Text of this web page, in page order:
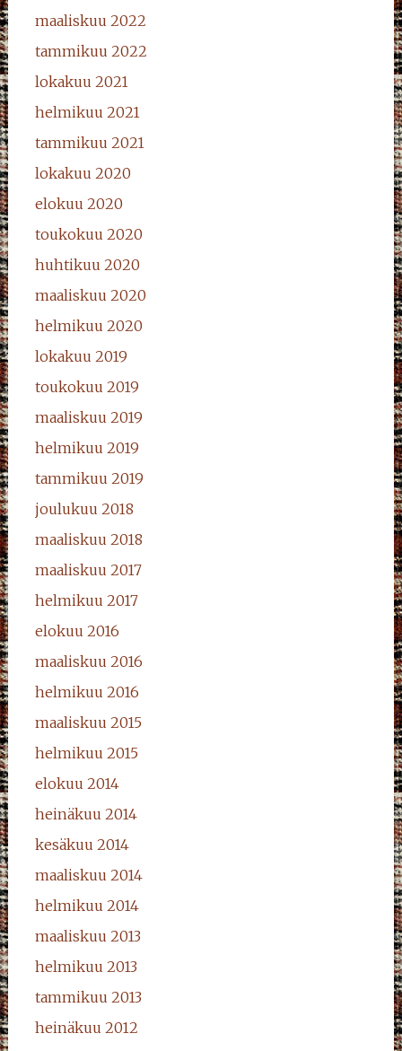
maaliskuu 2022
tammikuu 2022
lokakuu 2021
helmikuu 2021
tammikuu 2021
lokakuu 2020
elokuu 2020
toukokuu 2020
huhtikuu 2020
maaliskuu 2020
helmikuu 2020
lokakuu 2019
toukokuu 2019
maaliskuu 2019
helmikuu 2019
tammikuu 2019
joulukuu 2018
maaliskuu 2018
maaliskuu 2017
helmikuu 2017
elokuu 2016
maaliskuu 2016
helmikuu 2016
maaliskuu 2015
helmikuu 2015
elokuu 2014
heinäkuu 2014
kesäkuu 2014
maaliskuu 2014
helmikuu 2014
maaliskuu 2013
helmikuu 2013
tammikuu 2013
heinäkuu 2012